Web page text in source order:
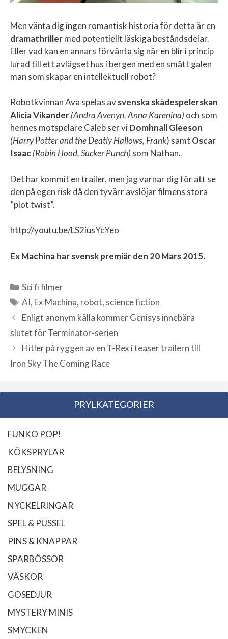
Men vänta dig ingen romantisk historia för detta är en
dramathrillermed potentiellt läskiga beståndsdelar.
Eller vad kan en annars förvänta sig när en blir i princip
lurad till ett avlägset hus i bergen med en smått galen
man som skapar en intellektuell robot?
Robotkvinnan Ava spelas avsvenska skådespelerskan
Alicia Vikander(Andra Avenyn, Anna Karenina) och som
hennes motspelare Caleb ser viDomhnall Gleeson
(Harry Potter and the Deatly Hallows, Frank) samt Oscar
Isaac(Robin Hood, Sucker Punch) som Nathan.
Det har kommit en trailer, men jag varnar dig för att se
den på egen risk då den tyvärr avslöjar filmens stora
”plot twist”.
http://youtu.be/LS2iusYcYeo
Ex Machina har svensk premiär den 20 Mars 2015.
Kategorier
Sci fi filmer
Etiketter
AI, Ex Machina, robot, science fiction
Enligt anonym källa kommer Genisys innebära
slutet för Terminator-serien
Hitler på ryggen av en T-Rex i teaser trailern till
Iron Sky The Coming Race
PRYLKATEGORIER
FUNKO POP!
KÖKSPRYLAR
BELYSNING
MUGGAR
NYCKELRINGAR
SPEL & PUSSEL
PINS & KNAPPAR
SPARBÖSSOR
VÄSKOR
GOSEDJUR
MYSTERY MINIS
SMYCKEN